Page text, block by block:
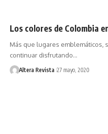
Los colores de Colombia
Más que lugares emblemáticos,
continuar disfrutando…
Altera Revista 27 mayo, 2020